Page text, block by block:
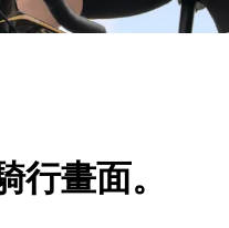
行畫面。